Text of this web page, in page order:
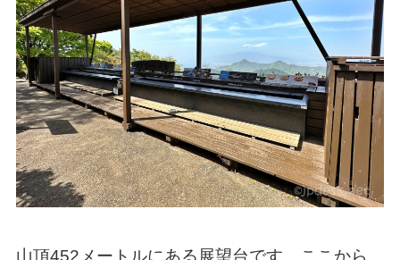
山頂452メートルにある展望台です。ここから